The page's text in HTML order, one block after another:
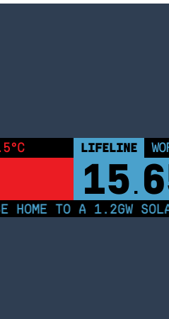
LIFELINE
15 .
TO A 1.2GW